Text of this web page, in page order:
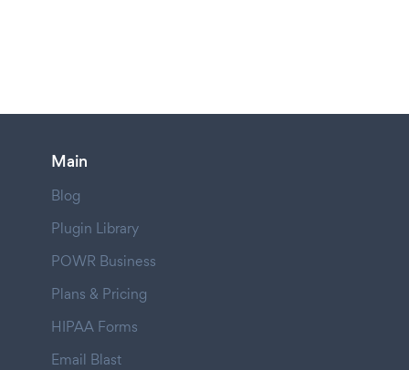
Main
Blog
Plugin Library
POWR Business
Plans & Pricing
HIPAA Forms
Email Blast